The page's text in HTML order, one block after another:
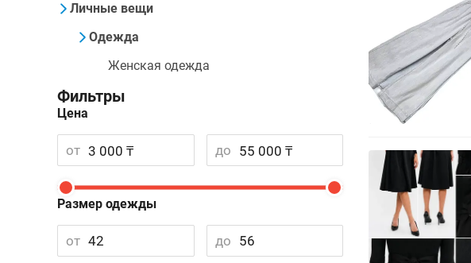
Личные вещи
Одежда
Женская одежда
Фильтры
Цена
от до
Размер одежды
от до